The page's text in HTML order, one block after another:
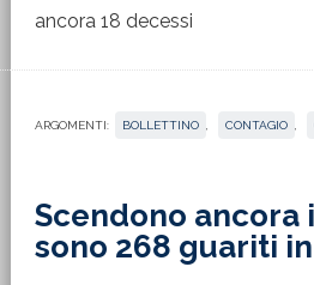
ancora 18 decessi
ARGOMENTI: BOLLETTINO CONTAGIO
Scendono ancora
sono 268 guariti